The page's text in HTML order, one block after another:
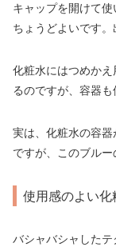
キャップを開けて
ちょうどよいです。
化粧水にはつめか
るのですが、容器も
実は、化粧水の容
ですが、このブルー
使用感のよい化
バシャバシャした